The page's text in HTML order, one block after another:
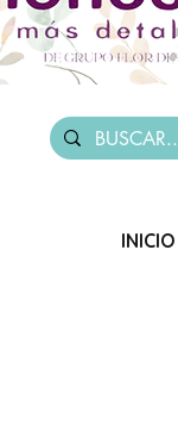
INICIO